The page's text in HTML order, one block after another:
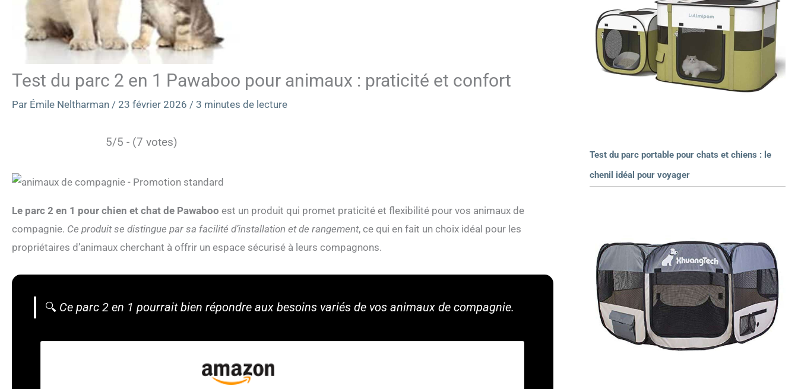
Test du parc 2 en 1 Pawaboo pour animaux : praticité et confort
Par Émile Neltharman / 23 février 2026 / 3 minutes de lecture
5/5 - (7 votes)
Le parc 2 en 1 pour chien et chat de Pawaboo est un produit qui promet praticité et flexibilité pour vos animaux de
compagnie. Ce produit se distingue par sa facilité d’installation et de rangement, ce qui en fait un choix idéal pour les
propriétaires d’animaux cherchant à offrir un espace sécurisé à leurs compagnons.
🔍 Ce parc 2 en 1 pourrait bien répondre aux besoins variés de vos animaux de compagnie.
Test du parc portable pour chats et chiens : le
chenil idéal pour voyager